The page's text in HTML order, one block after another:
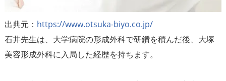
出典元： https://www.otsuka-biyo.co.jp/
石井先生は、大学病院の形成外科で研鑽を積んだ後、大塚
美容形成外科に入局した経歴を持ちます。